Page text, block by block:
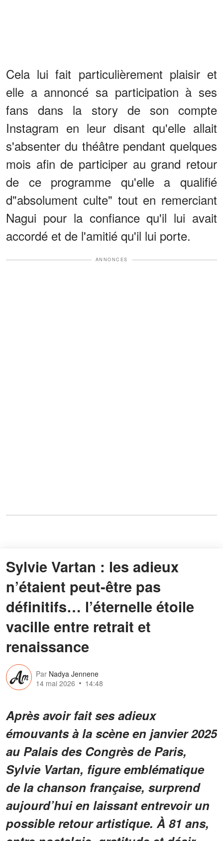
Cela lui fait particulièrement plaisir et
elle a annoncé sa participation à ses
fans dans la story de son compte
Instagram en leur disant qu'elle allait
s'absenter du théâtre pendant quelques
mois afin de participer au grand retour
de ce programme qu'elle a qualifié
d"absolument culte" tout en remerciant
Nagui pour la confiance qu'il lui avait
accordé et de l'amitié qu'il lui porte.
ANNONCES
Sylvie Vartan : les adieux
n’étaient peut-être pas
définitifs… l’éternelle étoile
vacille entre retrait et
renaissance
Par Nadya Jennene
14 mai 2026
14:48
Après avoir fait ses adieux
émouvants à la scène en janvier 2025
au Palais des Congrès de Paris,
Sylvie Vartan, figure emblématique
de la chanson française, surprend
aujourd’hui en laissant entrevoir un
possible retour artistique. À 81 ans,